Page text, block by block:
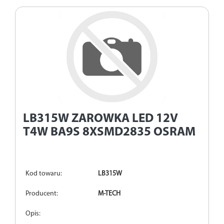
LB315W ZAROWKA LED 12V
T4W BA9S 8XSMD2835 OSRAM
Kod towaru: LB315W
Producent: M-TECH
Opis: